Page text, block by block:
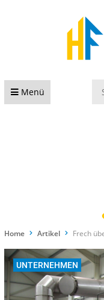
Menü
Home Artikel Frech
UNTERNEHMEN